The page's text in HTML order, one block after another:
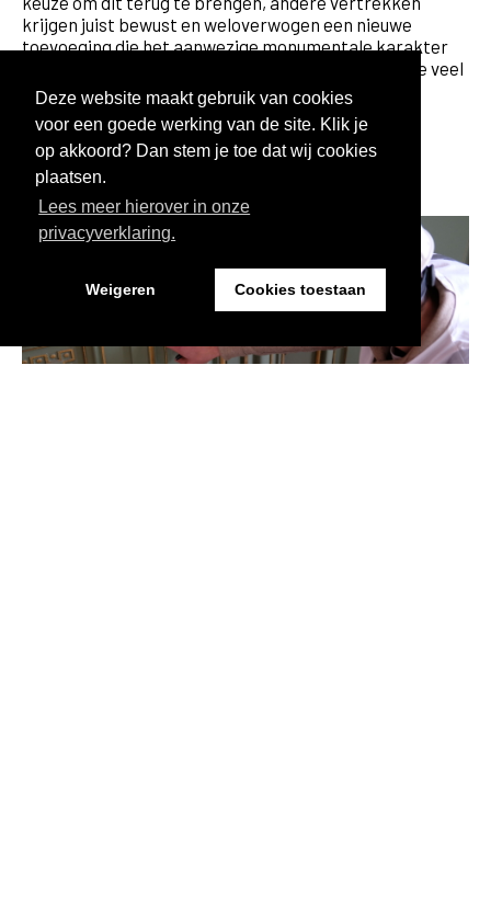
Deze website maakt gebruik van cookies
voor een goede werking van de site. Klik je
op akkoord? Dan stem je toe dat wij cookies
plaatsen.
Lees meer hierover in onze
privacyverklaring.
Weigeren Cookies toestaan
krijgen juist bewust en weloverwogen een nieuwe
toevoeging die het aanwezige monumentale karakter
versterkt. Het gaat vaak om verfijnde ingrepen die veel
effect hebben.”